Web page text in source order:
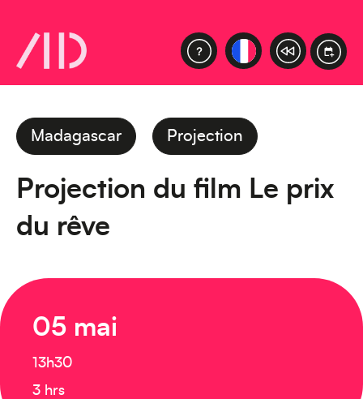
Madagascar Projection
Projection du film Le prix
du rêve
05 mai
13h30
3 hrs